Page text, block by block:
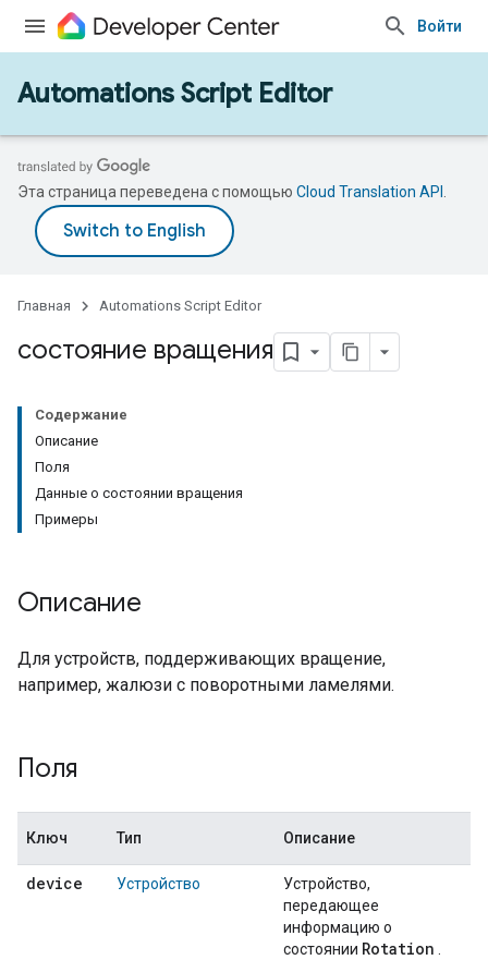
Войти
Automations Script Editor
Эта страница переведена с помощью Cloud Translation API
Главная Automations Script Editor
состояние вращения
Содержание
Описание
Поля
Данные о состоянии вращения
Примеры
Описание
Для устройств, поддерживающих вращение,
например, жалюзи с поворотными ламелями.
Поля
Ключ Тип Описание
device Устройство
Устройство,
передающее
информацию о
состоянии Rotation